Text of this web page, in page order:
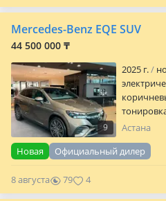
Mercedes-Benz EQE SUV
44 500 000 ₸
9
2025 г.
зеркал
Астана
Новая
Официальный дилер
8 августа 79 4